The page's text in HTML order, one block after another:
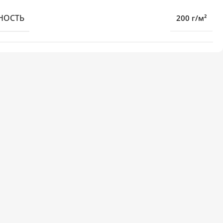
200 г/м²